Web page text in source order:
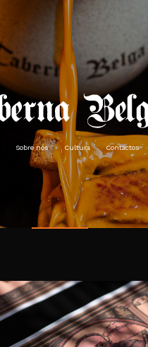
Sobre nós Cultura Contactos